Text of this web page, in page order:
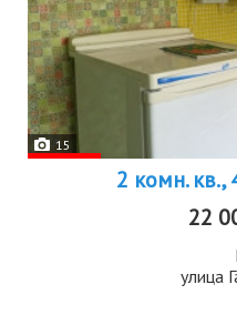
15
2 комн. кв.,
22
улица